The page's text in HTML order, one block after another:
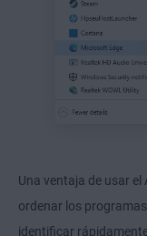
Una ventaja de usar
ordenar los
identificar